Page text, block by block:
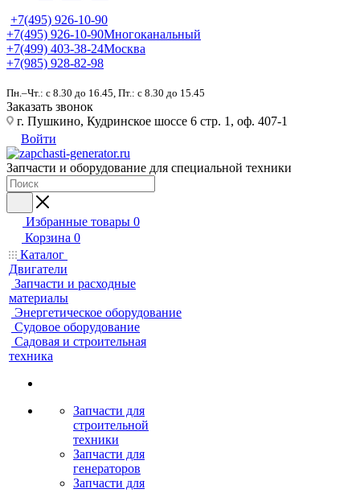
+7(495) 926-10-90
+7(495) 926-10-90Многоканальный
+7(499) 403-38-24Москва
+7(985) 928-82-98
Пн.–Чт.: с 8.30 до 16.45, Пт.: с 8.30 до 15.45
Заказать звонок
г. Пушкино, Кудринское шоссе 6 стр. 1, оф. 407-1
Войти
Запчасти и оборудование для специальной техники
Избранные товары 0
Корзина 0
Каталог
Двигатели
Запчасти и расходные
материалы
Энергетическое оборудование
Судовое оборудование
Садовая и строительная
техника
Запчасти для
строительной
техники
Запчасти для
генераторов
Запчасти для